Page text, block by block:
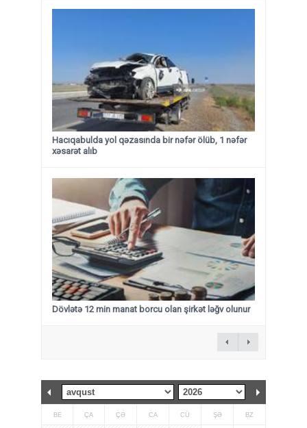
Hacıqabulda yol qəzasında bir nəfər ölüb, 1 nəfər
xəsarət alıb
Dövlətə 12 min manat borcu olan şirkət ləğv olunur
BE ÇA ÇƏ CA CÜ ŞƏ BZ